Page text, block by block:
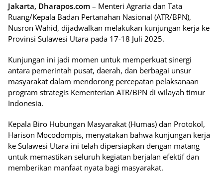
Jakarta, Dharapos.com – Menteri Agraria dan Tata
Ruang/Kepala Badan Pertanahan Nasional (ATR/BPN),
Nusron Wahid, dijadwalkan melakukan kunjungan kerja ke
Provinsi Sulawesi Utara pada 17-18 Juli 2025.
Kunjungan ini jadi momen untuk memperkuat sinergi
antara pemerintah pusat, daerah, dan berbagai unsur
masyarakat dalam mendorong percepatan pelaksanaan
program strategis Kementerian ATR/BPN di wilayah timur
Indonesia.
Kepala Biro Hubungan Masyarakat (Humas) dan Protokol,
Harison Mocodompis, menyatakan bahwa kunjungan kerja
ke Sulawesi Utara ini telah dipersiapkan dengan matang
untuk memastikan seluruh kegiatan berjalan efektif dan
memberikan manfaat nyata bagi masyarakat.